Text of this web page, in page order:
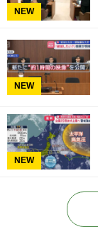
NEW
NEW
NEW